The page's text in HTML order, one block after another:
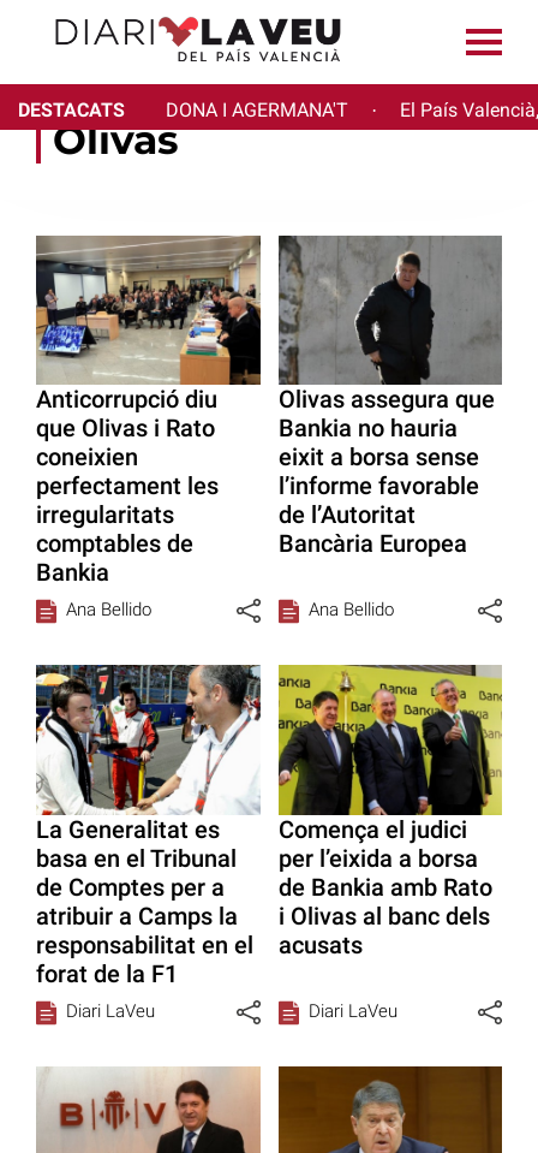
DESTACATS DONA I AGERMANA'T · El País
Olivas
Anticorrupció diu
que Olivas i Rato
coneixien
perfectament les
irregularitats
comptables de
Bankia
Ana Bellido
Olivas assegura que
Bankia no hauria
eixit a borsa sense
l’informe favorable
de l’Autoritat
Bancària Europea
Ana Bellido
La Generalitat es
basa en el Tribunal
de Comptes per a
atribuir a Camps la
responsabilitat en el
forat de la F1
Diari LaVeu
Comença el judici
per l’eixida a borsa
de Bankia amb Rato
i Olivas al banc dels
acusats
Diari LaVeu